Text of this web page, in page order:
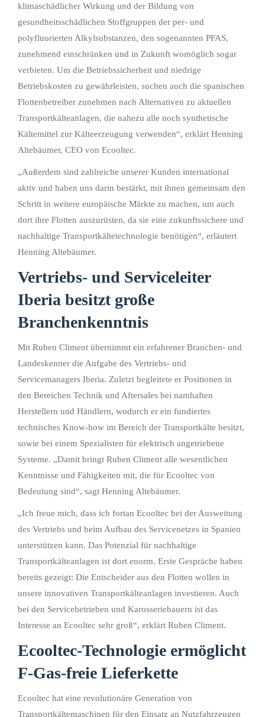
klimaschädlicher Wirkung und der Bildung von
gesundheitsschädlichen Stoffgruppen der per- und
polyfluorierten Alkylsubstanzen, den sogenannten PFAS,
zunehmend einschränken und in Zukunft womöglich sogar
verbieten. Um die Betriebssicherheit und niedrige
Betriebskosten zu gewährleisten, suchen auch die spanischen
Flottenbetreiber zunehmen nach Alternativen zu aktuellen
Transportkälteanlagen, die nahezu alle noch synthetische
Kältemittel zur Kälteerzeugung verwenden“, erklärt Henning
Altebäumer, CEO von Ecooltec.
„Außerdem sind zahlreiche unserer Kunden international
aktiv und haben uns darin bestärkt, mit ihnen gemeinsam den
Schritt in weitere europäische Märkte zu machen, um auch
dort ihre Flotten auszurüsten, da sie eine zukunftssichere und
nachhaltige Transportkältetechnologie benötigen“, erläutert
Henning Altebäumer.
Vertriebs- und Serviceleiter
Iberia besitzt große
Branchenkenntnis
Mit Ruben Climent übernimmt ein erfahrener Branchen- und
Landeskenner die Aufgabe des Vertriebs- und
Servicemanagers Iberia. Zuletzt begleitete er Positionen in
den Bereichen Technik und Aftersales bei namhaften
Herstellern und Händlern, wodurch er ein fundiertes
technisches Know-how im Bereich der Transportkälte besitzt,
sowie bei einem Spezialisten für elektrisch angetriebene
Systeme. „Damit bringt Ruben Climent alle wesentlichen
Kenntnisse und Fähigkeiten mit, die für Ecooltec von
Bedeutung sind“, sagt Henning Altebäumer.
„Ich freue mich, dass ich fortan Ecooltec bei der Ausweitung
des Vertriebs und beim Aufbau des Servicenetzes in Spanien
unterstützen kann. Das Potenzial für nachhaltige
Transportkälteanlagen ist dort enorm. Erste Gespräche haben
bereits gezeigt: Die Entscheider aus den Flotten wollen in
unsere innovativen Transportkälteanlagen investieren. Auch
bei den Servicebetrieben und Karosseriebauern ist das
Interesse an Ecooltec sehr groß“, erklärt Ruben Climent.
Ecooltec-Technologie ermöglicht
F-Gas-freie Lieferkette
Ecooltec hat eine revolutionäre Generation von
Transportkältemaschinen für den Einsatz an Nutzfahrzeugen